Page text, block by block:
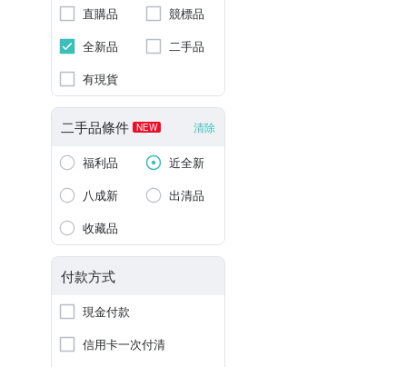
直購品
競標品
全新品
二手品
有現貨
二手品條件 NEW 清除
福利品
近全新
八成新
出清品
收藏品
付款方式
現金付款
信用卡一次付清